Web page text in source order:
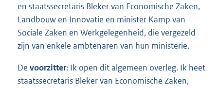
en staatssecretaris Bleker van Economische Zaken,
Landbouw en Innovatie en minister Kamp van
Sociale Zaken en Werkgelegenheid, die vergezeld
zijn van enkele ambtenaren van hun ministerie.
De voorzitter: Ik open dit algemeen overleg. Ik heet
staatssecretaris Bleker van Economische Zaken,